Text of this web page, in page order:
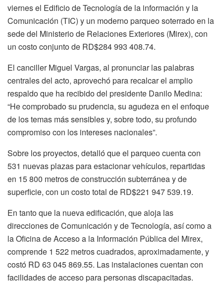
viernes el Edificio de Tecnología de la información y la
Comunicación (TIC) y un moderno parqueo soterrado en la
sede del Ministerio de Relaciones Exteriores (Mirex), con
un costo conjunto de RD$284 993 408.74.
El canciller Miguel Vargas, al pronunciar las palabras
centrales del acto, aprovechó para recalcar el amplio
respaldo que ha recibido del presidente Danilo Medina:
“He comprobado su prudencia, su agudeza en el enfoque
de los temas más sensibles y, sobre todo, su profundo
compromiso con los intereses nacionales”.
Sobre los proyectos, detalló que el parqueo cuenta con
531 nuevas plazas para estacionar vehículos, repartidas
en 15 800 metros de construcción subterránea y de
superficie, con un costo total de RD$221 947 539.19.
En tanto que la nueva edificación, que aloja las
direcciones de Comunicación y de Tecnología, así como a
la Oficina de Acceso a la Información Pública del Mirex,
comprende 1 522 metros cuadrados, aproximadamente, y
costó RD 63 045 869.55. Las instalaciones cuentan con
facilidades de acceso para personas discapacitadas.